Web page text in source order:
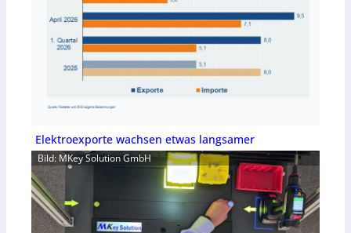
Elektroexporte wachsen etwas langsamer
Bild: MKey Solution GmbH